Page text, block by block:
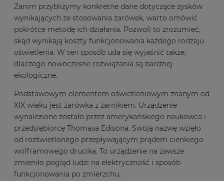
Zanim przybliżymy konkretne dane dotyczące zysków
wynikających ze stosowania żarówek, warto omówić
pokrótce metodę ich działania. Pozwoli to zrozumieć,
skąd wynikają koszty funkcjonowania każdego rodzaju
oświetlenia. W ten sposób uda się wyjaśnić także,
dlaczego nowoczesne rozwiązania są bardziej
ekologiczne.
Podstawowym elementem oświetleniowym znanym od
XIX wieku jest żarówka z żarnikiem. Urządzenie
wynalezione zostało przez amerykańskiego naukowca i
przedsiębiorcę Thomasa Edisona. Swoją nazwę wzięło
od rozświetlonego przepływającym prądem cienkiego
wolframowego drucika. To urządzenie na zawsze
zmieniło pogląd ludzi na elektryczność i sposób
funkcjonowania po zmierzchu.